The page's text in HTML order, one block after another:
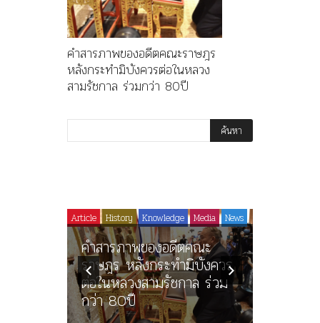
คำสารภาพของอดีตคณะราษฎร
หลังกระทำมิบังควรต่อในหลวง
สามรัชกาล ร่วมกว่า 80ปี
Article History Knowledge Media News
คำสารภาพของอดีตคณะ
ราษฎร หลังกระทำมิบังควร
ต่อในหลวงสามรัชกาล ร่วม
กว่า 80ปี